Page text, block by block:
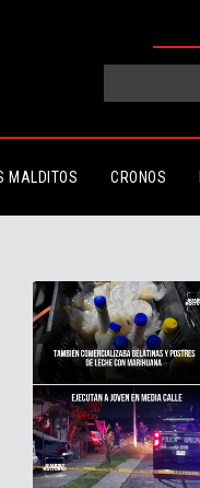
MALDITOS CRONOS